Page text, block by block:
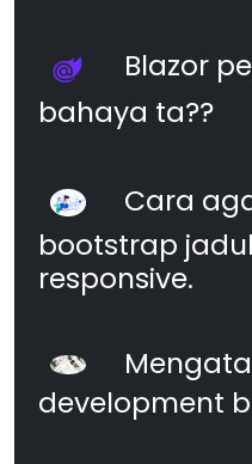
Blazor
bahaya ta??
Cara
bootstrap
responsive.
development